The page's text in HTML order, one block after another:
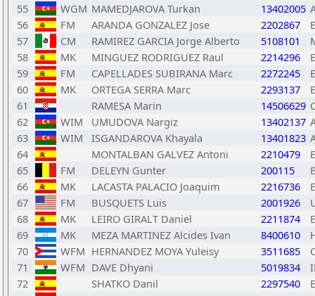
55
WGM MAMEDJAROVA Turkan 13402005
56
FM ARANDA GONZALEZ Jose 2202867
57
CM RAMIREZ GARCIA Jorge Alberto 5108101
58
MK MINGUEZ RODRIGUEZ Raul 2214296
59
FM CAPELLADES SUBIRANA Marc 2272245
60
MK ORTEGA SERRA Marc 2293137
61
RAMESA Marin 14506629
62
WIM UMUDOVA Nargiz 13402137
63
WIM ISGANDAROVA Khayala 13401823
64
MONTALBAN GALVEZ Antoni 2210479
65
FM DELEYN Gunter 200115
66
MK LACASTA PALACIO Joaquim 2216736
67
FM BUSQUETS Luis 2001926
68
MK LEIRO GIRALT Daniel 2211874
69
MK MEZA MARTINEZ Alcides Ivan 8400610
70
WFM HERNANDEZ MOYA Yuleisy 3511685
71
WFM DAVE Dhyani 5019834
72
SHATKO Danil 2297540